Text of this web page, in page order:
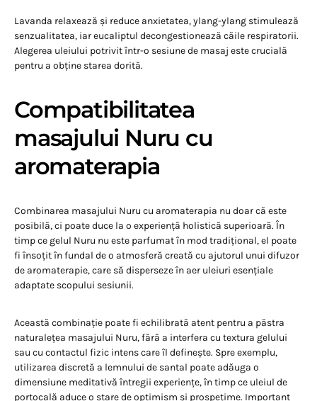
Lavanda relaxează și reduce anxietatea, ylang-ylang stimulează
senzualitatea, iar eucaliptul decongestionează căile respiratorii.
Alegerea uleiului potrivit într-o sesiune de masaj este crucială
pentru a obține starea dorită.
Compatibilitatea
masajului Nuru cu
aromaterapia
Combinarea masajului Nuru cu aromaterapia nu doar că este
posibilă, ci poate duce la o experiență holistică superioară. În
timp ce gelul Nuru nu este parfumat în mod tradițional, el poate
fi însoțit în fundal de o atmosferă creată cu ajutorul unui difuzor
de aromaterapie, care să disperseze în aer uleiuri esențiale
adaptate scopului sesiunii.
Această combinație poate fi echilibrată atent pentru a păstra
naturalețea masajului Nuru, fără a interfera cu textura gelului
sau cu contactul fizic intens care îl definește. Spre exemplu,
utilizarea discretă a lemnului de santal poate adăuga o
dimensiune meditativă întregii experiențe, în timp ce uleiul de
portocală aduce o stare de optimism și prospețime. Important